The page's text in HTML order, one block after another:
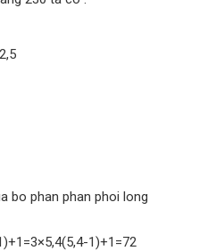
1)+1=72